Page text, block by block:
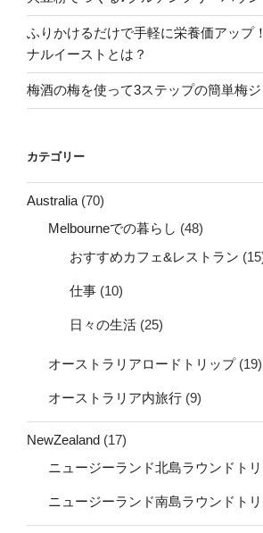
ふりかけるだけで手軽に栄養価アップ
ナルイーストとは？
梅酒の梅を使って3ステップの簡単梅ジ
カテゴリー
Australia (70)
Melbourneでの暮らし (48)
おすすめカフェ&レストラン
仕事 (10)
日々の生活 (25)
オーストラリアロードトリップ(19)
オーストラリア内旅行 (9)
NewZealand (17)
ニュージーランド北島ラウンドト
ニュージーランド南島ラウンドト